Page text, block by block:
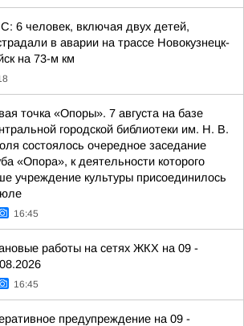
6 человек, включая двух детей,
в аварии на трассе Новокузнецк-
на 73-м км
точка «Опоры». 7 августа на базе
городской библиотеки им. Н. В.
состоялось очередное заседание
«Опора», к деятельности которого
учреждение культуры присоединилось
16:45
работы на сетях ЖКХ на 09 -
16:45
предупреждение на 09 -